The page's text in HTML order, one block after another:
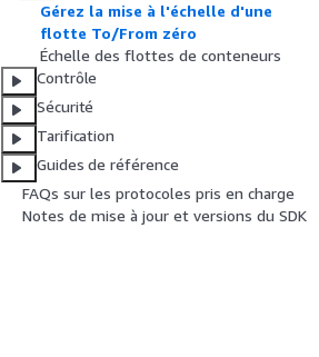
Gérez la mise à l'échelle d'une
flotte To/From zéro
Échelle des flottes de conteneurs
Contrôle
Sécurité
Tarification
Guides de référence
FAQs sur les protocoles pris en charge
Notes de mise à jour et versions du SDK